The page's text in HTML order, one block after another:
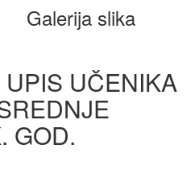
Galerija slika
UPIS UČENIKA
GOD.